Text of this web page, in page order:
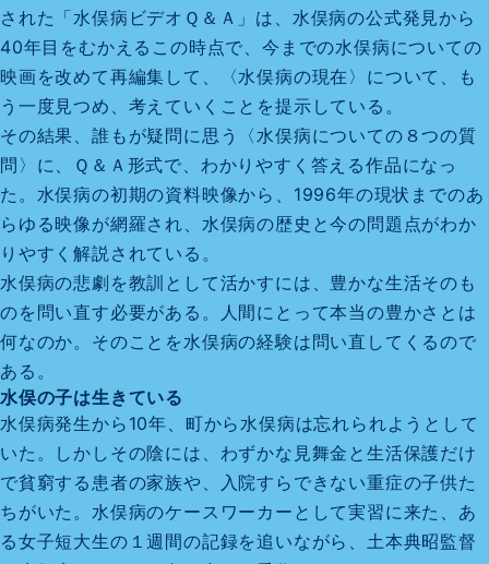
された「水俣病ビデオＱ＆Ａ」は、水俣病の公式発見から
40年目をむかえるこの時点で、今までの水俣病についての
映画を改めて再編集して、〈水俣病の現在〉について、も
う一度見つめ、考えていくことを提示している。
その結果、誰もが疑問に思う〈水俣病についての８つの質
問〉に、Ｑ＆Ａ形式で、わかりやすく答える作品になっ
た。水俣病の初期の資料映像から、1996年の現状までのあ
らゆる映像が網羅され、水俣病の歴史と今の問題点がわか
りやすく解説されている。
水俣病の悲劇を教訓として活かすには、豊かな生活そのも
のを問い直す必要がある。人間にとって本当の豊かさとは
何なのか。そのことを水俣病の経験は問い直してくるので
ある。
水俣の子は生きている
水俣病発生から10年、町から水俣病は忘れられようとして
いた。しかしその陰には、わずかな見舞金と生活保護だけ
で貧窮する患者の家族や、入院すらできない重症の子供た
ちがいた。水俣病のケースワーカーとして実習に来た、あ
る女子短大生の１週間の記録を追いながら、土本典昭監督